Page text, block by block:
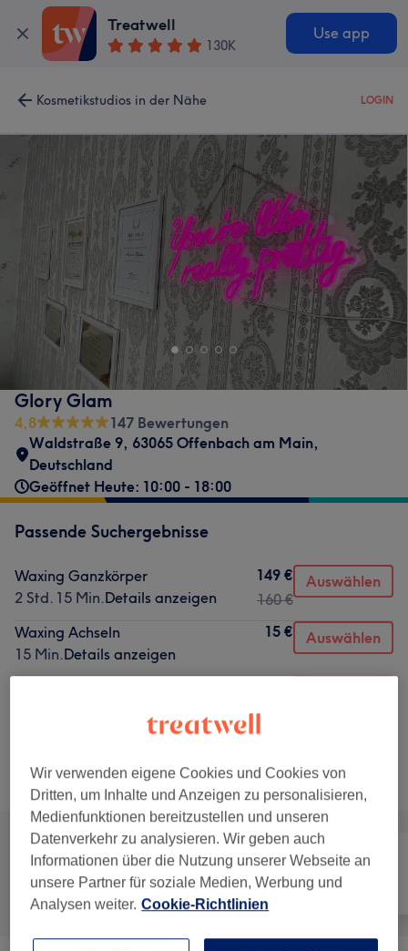
Treatwell
130K
Use app
Kosmetikstudios in der Nähe LOGIN
Glory Glam
4,8
147 Bewertungen
Waldstraße 9, 63065 Offenbach am Main,
Deutschland
Geöffnet Heute: 10:00 - 18:00
Passende Suchergebnisse
Waxing Ganzkörper
2 Std. 15 Min.Details anzeigen
149 €
160 €
Auswählen
Waxing Achseln
15 Min.Details anzeigen
15 € Auswählen
Nicht gefunden wonach du gesucht hast?
Alle Services
Alle Haarentfernung
Wir verwenden eigene Cookies und Cookies von
Dritten, um Inhalte und Anzeigen zu personalisieren,
Medienfunktionen bereitzustellen und unseren
Datenverkehr zu analysieren. Wir geben auch
Informationen über die Nutzung unserer Webseite an
unsere Partner für soziale Medien, Werbung und
Analysen weiter. Cookie-Richtlinien